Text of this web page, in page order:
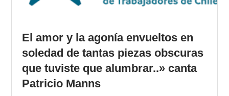
El amor y la agonía envueltos en
soledad de tantas piezas obscuras
que tuviste que alumbrar..» canta
Patricio Manns